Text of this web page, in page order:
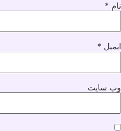
نام *
ایمیل *
وب‌ سایت